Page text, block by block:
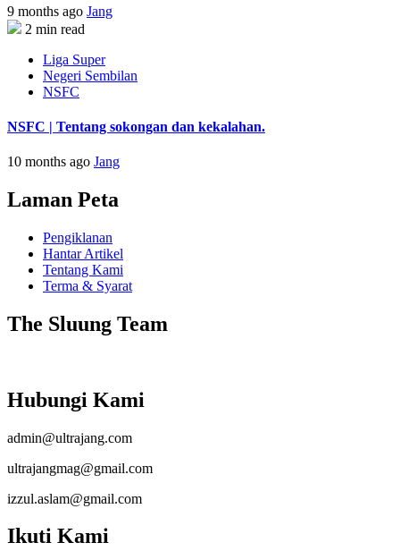
9 months ago Jang
2 min read
Liga Super
Negeri Sembilan
NSFC
NSFC | Tentang sokongan dan kekalahan.
10 months ago Jang
Laman Peta
Pengiklanan
Hantar Artikel
Tentang Kami
Terma & Syarat
The Sluung Team
Hubungi Kami
admin@ultrajang.com
ultrajangmag@gmail.com
izzul.aslam@gmail.com
Ikuti Kami